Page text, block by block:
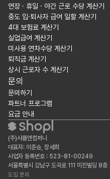
연장 · 휴일 · 야간 근로 수당 계산기
중도 입·퇴사자 급여 일할 계산기
4대 보험료 계산기
실업급여 계산기
미사용 연차수당 계산기
퇴직금 계산기
상시 근로자 수 계산기
문의
문의하기
파트너 프로그램
요금 안내
(주)샤플앤컴퍼니
대표자: 이준승, 장세희
사업자 등록번호 : 523-81-00249
서울특별시 강남구 도곡로 111 미진빌딩 8층
도입 문의